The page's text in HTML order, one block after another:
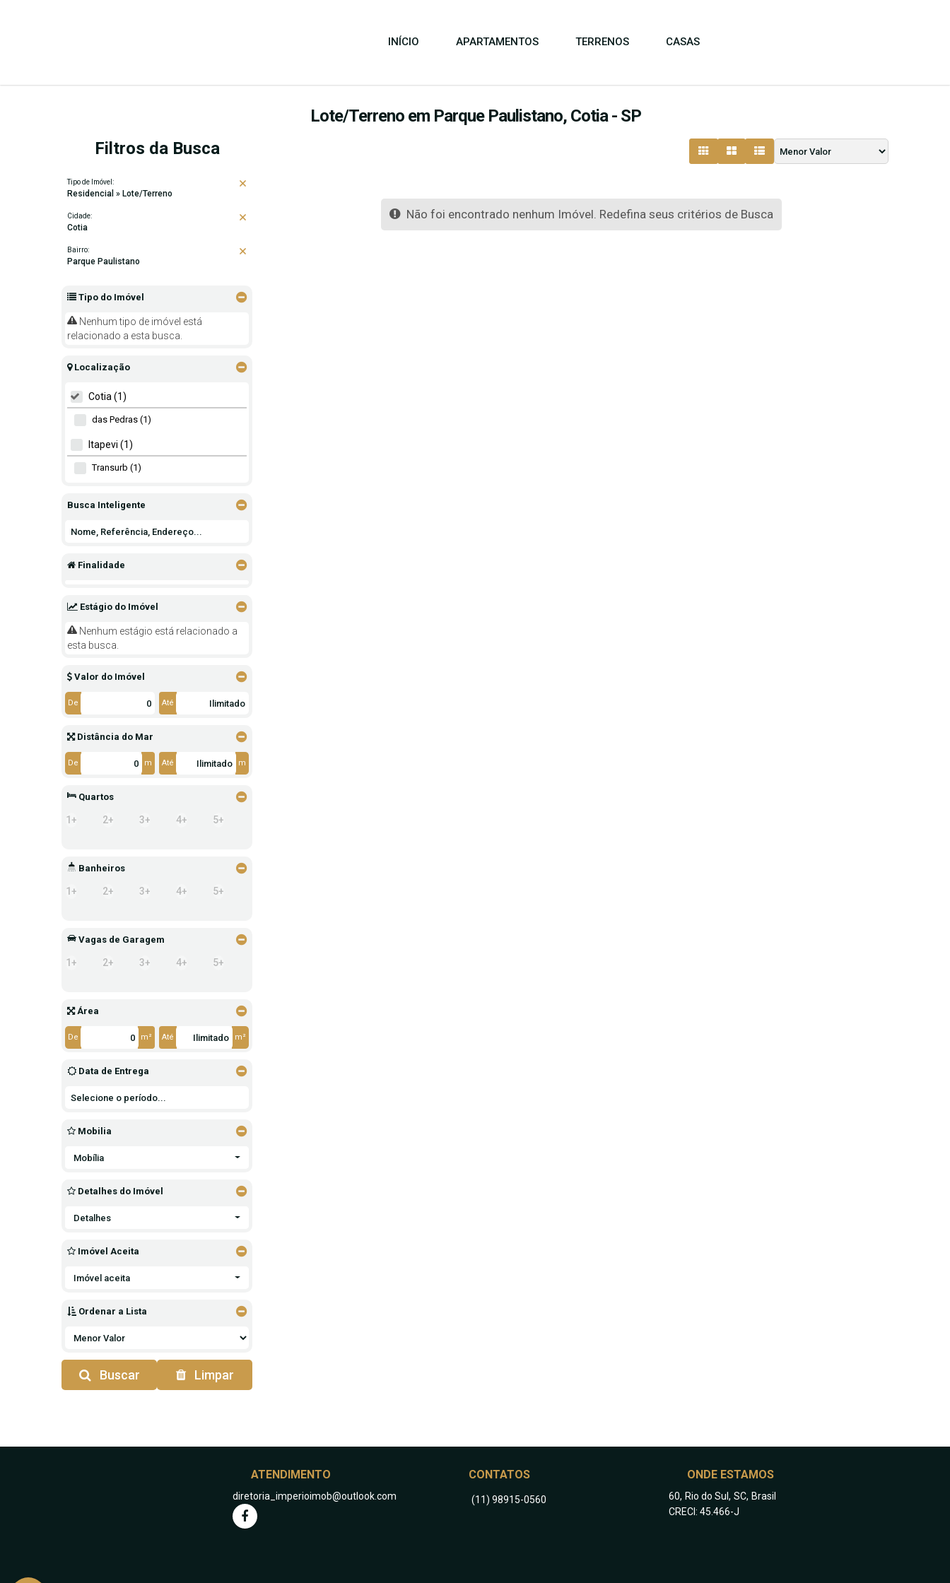
CASAS
TERRENOS
APARTAMENTOS
INÍCIO
Lote/Terreno em Parque Paulistano, Cotia - SP
Filtros da Busca
Tipo de Imóvel:
Residencial » Lote/Terreno
Cidade:
Cotia
Bairro:
Parque Paulistano
Tipo do Imóvel
Nenhum tipo de imóvel está
relacionado a esta busca.
Localização
Cotia (1)
das Pedras (1)
Itapevi (1)
Transurb (1)
Busca Inteligente
Finalidade
Estágio do Imóvel
Nenhum estágio está relacionado a
esta busca.
Valor do Imóvel
De Até
Distância do Mar
De m Até m
Quartos
1+ 2+ 3+ 4+ 5+
Banheiros
1+ 2+ 3+ 4+ 5+
Vagas de Garagem
1+ 2+ 3+ 4+ 5+
Área
De m² Até m²
Data de Entrega
Mobilia
Mobília
Detalhes do Imóvel
Detalhes
Imóvel Aceita
Imóvel aceita
Ordenar a Lista
Buscar Limpar
Não foi encontrado nenhum Imóvel. Redefina seus critérios de Busca
ATENDIMENTO
diretoria_imperioimob@outlook.com
CONTATOS
(11) 98915-0560
ONDE ESTAMOS
60, Rio do Sul , SC, Brasil
CRECI: 45.466-J